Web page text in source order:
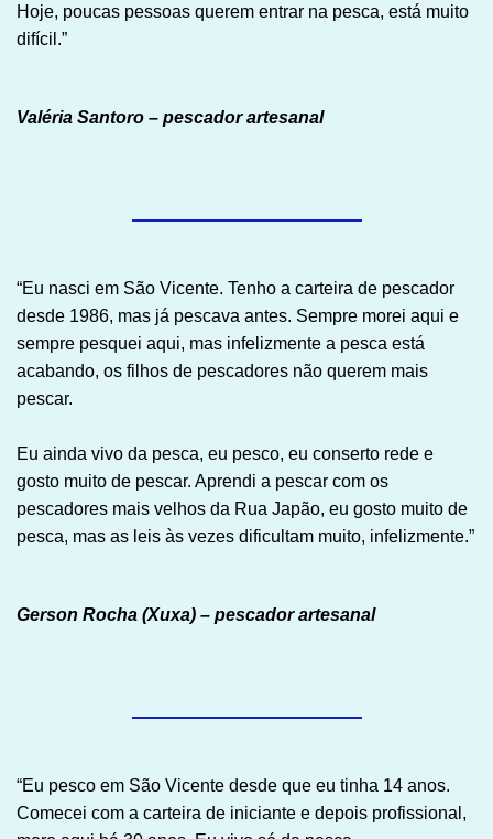
Hoje, poucas pessoas querem entrar na pesca, está muito
difícil.”
Valéria Santoro – pescador artesanal
“Eu nasci em São Vicente. Tenho a carteira de pescador
desde 1986, mas já pescava antes. Sempre morei aqui e
sempre pesquei aqui, mas infelizmente a pesca está
acabando, os filhos de pescadores não querem mais
pescar.
Eu ainda vivo da pesca, eu pesco, eu conserto rede e
gosto muito de pescar. Aprendi a pescar com os
pescadores mais velhos da Rua Japão, eu gosto muito de
pesca, mas as leis às vezes dificultam muito, infelizmente.”
Gerson Rocha (Xuxa) – pescador artesanal
“Eu pesco em São Vicente desde que eu tinha 14 anos.
Comecei com a carteira de iniciante e depois profissional,